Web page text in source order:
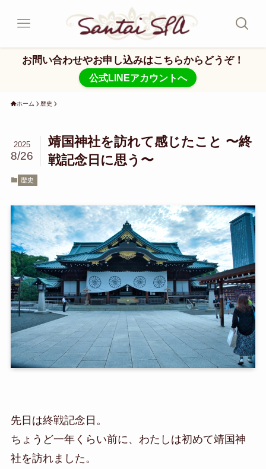
お問い合わせやお申し込みはこちらからどうぞ！
公式LINEアカウントへ
ホーム 歴史
靖国神社を訪れて感じたこと 〜終
戦記念日に思う〜
2025
8/26
歴史
先日は終戦記念日。
ちょうど一年くらい前に、わたしは初めて靖国神
社を訪れました。